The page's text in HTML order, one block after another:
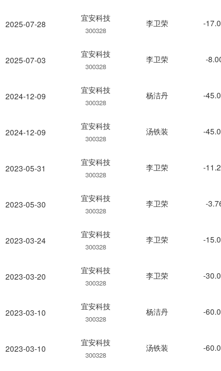
2025-07-28
2025-07-03
2024-12-09
2024-12-09
2023-05-31
2023-05-30
2023-03-24
2023-03-20
2023-03-10
2023-03-10
宜安科技
300328
李卫荣 -
宜安科技
300328
李卫荣 -
宜安科技
300328
杨洁丹 -
宜安科技
300328
汤铁装 -
宜安科技
300328
李卫荣 -
宜安科技
300328
李卫荣 -
宜安科技
300328
李卫荣 -
宜安科技
300328
李卫荣 -
宜安科技
300328
杨洁丹 -
宜安科技
300328
汤铁装 -